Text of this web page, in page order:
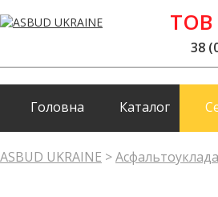
ТОВ
38
Головна Каталог
ASBUD UKRAINE >